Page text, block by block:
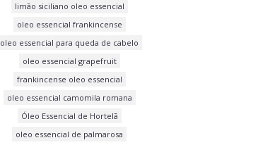
limão siciliano oleo essencial
oleo essencial frankincense
oleo essencial para queda de cabelo
oleo essencial grapefruit
frankincense oleo essencial
oleo essencial camomila romana
Óleo Essencial de Hortelã
oleo essencial de palmarosa